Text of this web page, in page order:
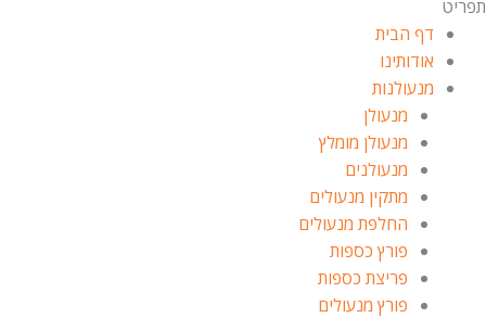
תפריט
דף הבית
אודותינו
מנעולנות
מנעולן
מנעולן מומלץ
מנעולנים
מתקין מנעולים
החלפת מנעולים
פורץ כספות
פריצת כספות
פורץ מנעולים